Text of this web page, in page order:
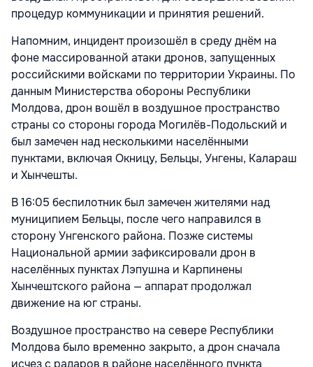
процедур коммуникации и принятия решений.
Напомним, инцидент произошёл в среду днём на
фоне массированной атаки дронов, запущенных
российскими войсками по территории Украины. По
данным Министерства обороны Республики
Молдова, дрон вошёл в воздушное пространство
страны со стороны города Могилёв-Подольский и
был замечен над несколькими населёнными
пунктами, включая Окницу, Бельцы, Унгены, Калараш
и Хынчешты.
В 16:05 беспилотник был замечен жителями над
муниципием Бельцы, после чего направился в
сторону Унгенского района. Позже системы
Национальной армии зафиксировали дрон в
населённых пунктах Лэпушна и Карпинены
Хынчештского района — аппарат продолжал
движение на юг страны.
Воздушное пространство на севере Республики
Молдова было временно закрыто, а дрон сначала
исчез с радаров в районе населённого пункта